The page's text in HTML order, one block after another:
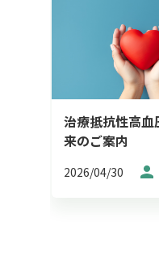
治療抵抗性高血
来のご案内
2026/04/30